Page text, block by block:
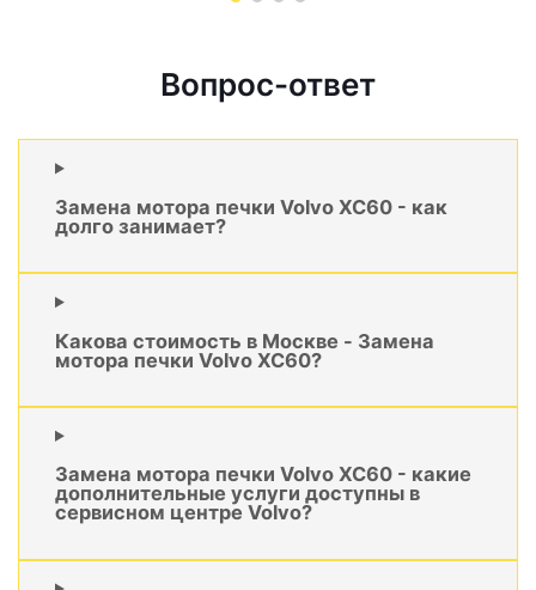
Вопрос-ответ
Замена мотора печки Volvo XC60 - как
долго занимает?
Какова стоимость в Москве - Замена
мотора печки Volvo XC60?
Замена мотора печки Volvo XC60 - какие
дополнительные услуги доступны в
сервисном центре Volvo?